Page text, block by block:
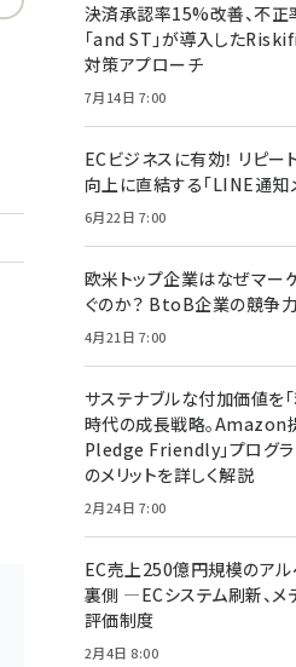
決済承認率15%改善、不正
「and ST」が導入した
対策アプローチ
7月14日 7:00
ECビジネスに有効！ リピ
向上に直結する「LINE通知
6月22日 7:00
欧米トップ企業はなぜマー
ぐのか？ BtoB企業の競争
4月21日 7:00
サステナブルな付加価値を
時代の成長戦略。Amazon
Pledge Friendly」プログ
のメリットを詳しく解説
2月24日 7:00
EC売上250億円規模のア
裏側 ―ECシステム刷新、メ
評価制度
2月4日 8:00